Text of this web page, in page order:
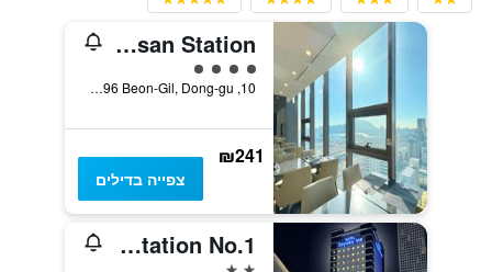
Ramada Encore by Wyndham Busan Station
4 דירוג מחלקת נוסעים
10, Jungang-Daero 196 Beon-Gil, Dong-gu, פוסן, דרום קוריאה
₪241
צפייה בדילים
Toyoko Inn Busan Station No.1
2 כוכבים